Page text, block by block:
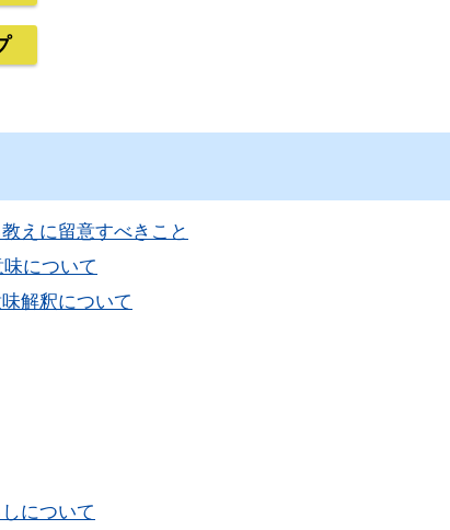
えに留意すべきこと
について
解釈について
について